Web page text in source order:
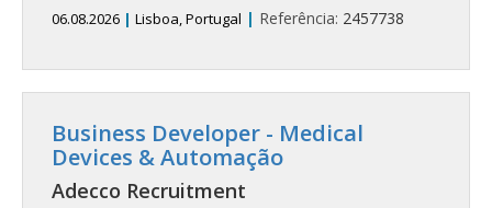
06.08.2026 | Lisboa, Portugal | Referência: 2457738
Business Developer - Medical
Devices & Automação
Adecco Recruitment